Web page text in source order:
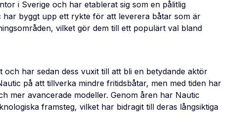
i Sverige och har etablerat sig som en pålitlig
byggt upp ett rykte för att leverera båtar som är
vilket gör dem till ett populärt val bland
och har sedan dess vuxit till att bli en betydande aktör
på att tillverka mindre fritidsbåtar, men med tiden har
mer avancerade modeller. Genom åren har Nautic
framsteg, vilket har bidragit till deras långsiktiga